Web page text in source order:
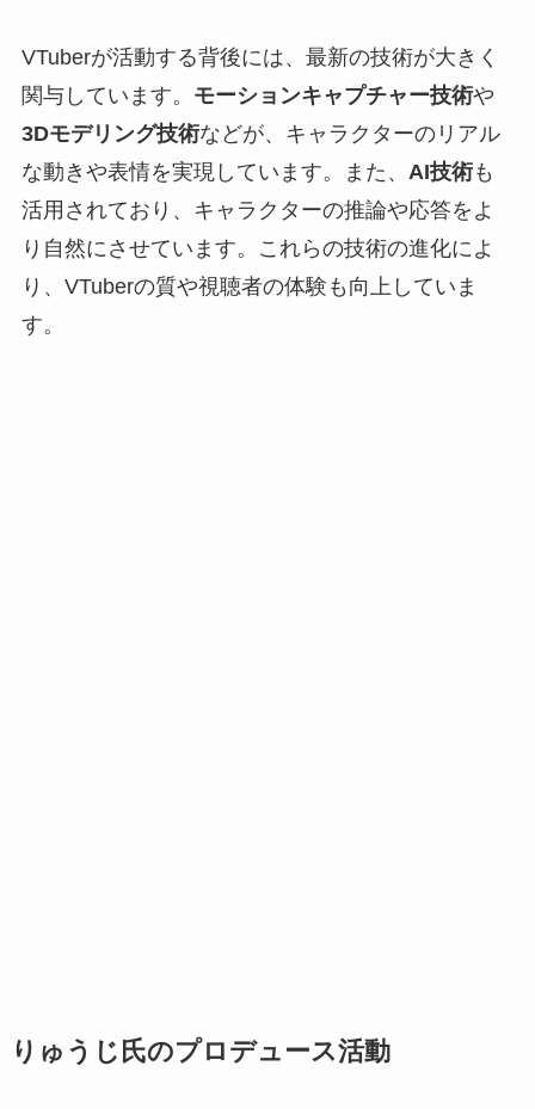
VTuberが活動する背後には、最新の技術が大きく
関与しています。 モーションキャプチャー技術や
3Dモデリング技術などが、キャラクターのリアル
な動きや表情を実現しています。また、 AI技術も
活用されており、キャラクターの推論や応答をよ
り自然にさせています。これらの技術の進化によ
り、VTuberの質や視聴者の体験も向上していま
す。
りゅうじ氏のプロデュース活動